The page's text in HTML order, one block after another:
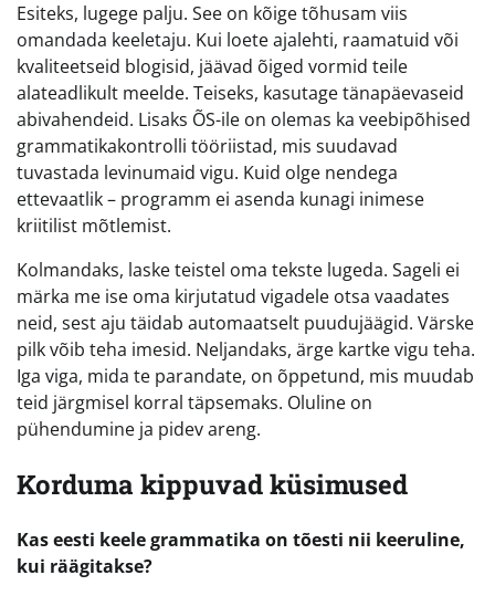
Esiteks, lugege palju. See on kõige tõhusam viis
omandada keeletaju. Kui loete ajalehti, raamatuid või
kvaliteetseid blogisid, jäävad õiged vormid teile
alateadlikult meelde. Teiseks, kasutage tänapäevaseid
abivahendeid. Lisaks ÕS-ile on olemas ka veebipõhised
grammatikakontrolli tööriistad, mis suudavad
tuvastada levinumaid vigu. Kuid olge nendega
ettevaatlik – programm ei asenda kunagi inimese
kriitilist mõtlemist.
Kolmandaks, laske teistel oma tekste lugeda. Sageli ei
märka me ise oma kirjutatud vigadele otsa vaadates
neid, sest aju täidab automaatselt puudujäägid. Värske
pilk võib teha imesid. Neljandaks, ärge kartke vigu teha.
Iga viga, mida te parandate, on õppetund, mis muudab
teid järgmisel korral täpsemaks. Oluline on
pühendumine ja pidev areng.
Korduma kippuvad küsimused
Kas eesti keele grammatika on tõesti nii keeruline,
kui räägitakse?